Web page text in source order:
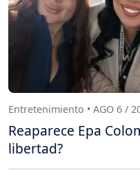
Entretenimiento • AGO 6 /
Reaparece Epa
libertad?